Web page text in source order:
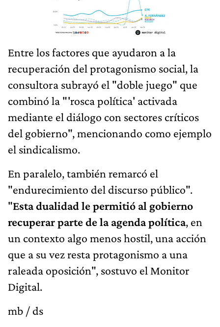
Entre los factores que ayudaron a la
recuperación del protagonismo social, la
consultora subrayó el "doble juego" que
combinó la "'rosca política' activada
mediante el diálogo con sectores críticos
del gobierno", mencionando como ejemplo
el sindicalismo.
En paralelo, también remarcó el
"endurecimiento del discurso público".
"Esta dualidad le permitió al gobierno
recuperar parte de la agenda política, en
un contexto algo menos hostil, una acción
que a su vez resta protagonismo a una
raleada oposición", sostuvo el Monitor
Digital.
mb / ds